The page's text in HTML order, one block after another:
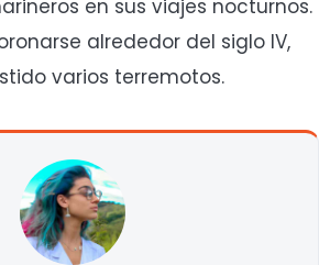
en sus viajes nocturnos.
alrededor del siglo IV,
varios terremotos.